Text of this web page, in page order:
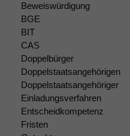
Beweiswürdigung
BGE
BIT
CAS
Doppelbürger
Doppelstaatsangehörigen
Doppelstaatsangehöriger
Einladungsverfahren
Entscheidkompetenz
Fristen